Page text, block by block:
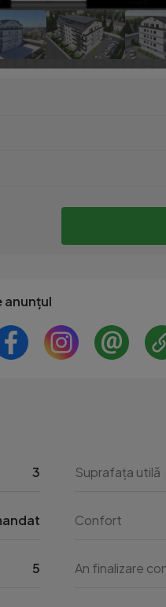
anunțul
3 Suprafața utilă
Confort
5 An finalizare